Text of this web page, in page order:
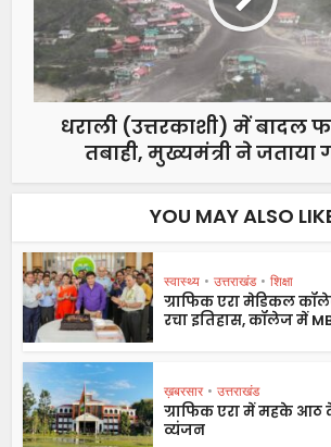
धराली (उत्तरकाशी) में बादल
तबाही, मुख्यमंत्री ने जताया
YOU MAY ALSO
स्वास्थ्य • उत्तराखंड • शिक्षा
ग्राफिक एरा मेडिकल
रचा इतिहास, कॉलेज में
ख़बरसार • उत्तराखंड
ग्राफिक एरा में महके आठ
व्यंजन